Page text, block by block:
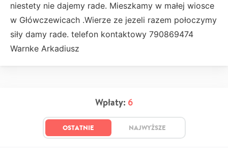
niestety nie dajemy rade. Mieszkamy w małej wiosce
w Główczewicach .Wierze ze jezeli razem połoczymy
siły damy rade. telefon kontaktowy 790869474
Warnke Arkadiusz
Wpłaty: 6
OSTATNIE NAJWYŻSZE